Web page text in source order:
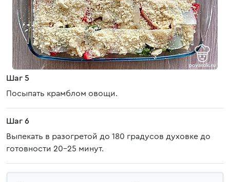
Шаг 5
Посыпать крамблом овощи.
Шаг 6
Выпекать в разогретой до 180 градусов духовке до
готовности 20-25 минут.